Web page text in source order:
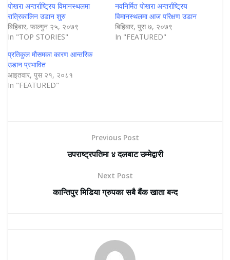
पोखरा अन्तर्राष्ट्रिय विमानस्थलमा
रात्रिकालिन उडान शुरु
बिहिबार, फाल्गुन २५, २०७९
In "TOP STORIES"
नवनिर्मित पोखरा अन्तर्राष्ट्रिय
विमानस्थलमा आज परिक्षण उडान
बिहिबार, पुस ७, २०७९
In "FEATURED"
प्रतिकुल मौसमका कारण आन्तरिक
उडान प्रभावित
आइतवार, पुस २१, २०८१
In "FEATURED"
Previous Post
उपराष्ट्रपतिमा ४ दलबाट उम्मेद्वारी
Next Post
कान्तिपुर मिडिया ग्रुपका सबै बैंक खाता बन्द